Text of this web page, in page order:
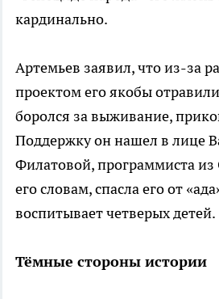
кардинально.
Артемьев заявил, что из-за
проектом его якобы
боролся за выживание,
Поддержку он нашел в лице
Филатовой, программиста
его словам, спасла его от
воспитывает четверых детей.
Тёмные стороны истории